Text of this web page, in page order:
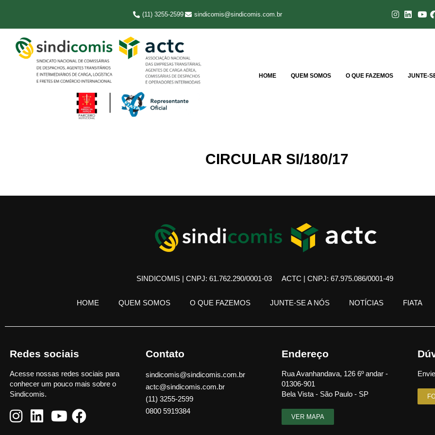
(11) 3255-2599 sindicomis@sindicomis.com.br
HOME QUEM SOMOS O QUE FAZEMOS JUNTE-
CIRCULAR SI/180/17
SINDICOMIS | CNPJ: 61.762.290/0001-03 ACTC | CNPJ: 67.975.086/0001-49
HOME QUEM SOMOS O QUE FAZEMOS JUNTE-SE A NÓS NOTÍCIAS FIATA
Redes sociais
Acesse nossas redes sociais para
conhecer um pouco mais sobre o
Sindicomis.
Contato
sindicomis@sindicomis.com.br
actc@sindicomis.com.br
(11) 3255-2599
0800 5919384
Endereço
Rua Avanhandava, 126 6º andar -
01306-901
Bela Vista - São Paulo - SP
VER MAPA